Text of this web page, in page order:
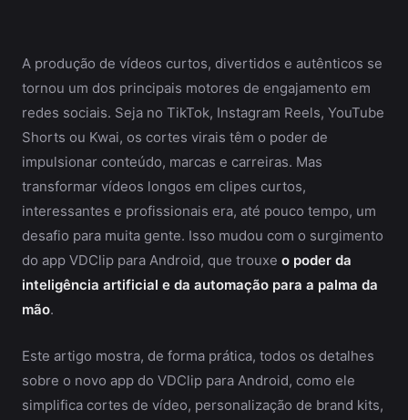
A produção de vídeos curtos, divertidos e autênticos se
tornou um dos principais motores de engajamento em
redes sociais. Seja no TikTok, Instagram Reels, YouTube
Shorts ou Kwai, os cortes virais têm o poder de
impulsionar conteúdo, marcas e carreiras. Mas
transformar vídeos longos em clipes curtos,
interessantes e profissionais era, até pouco tempo, um
desafio para muita gente. Isso mudou com o surgimento
do app VDClip para Android, que trouxe o poder da
inteligência artificial e da automação para a palma da
mão.
Este artigo mostra, de forma prática, todos os detalhes
sobre o novo app do VDClip para Android, como ele
simplifica cortes de vídeo, personalização de brand kits,